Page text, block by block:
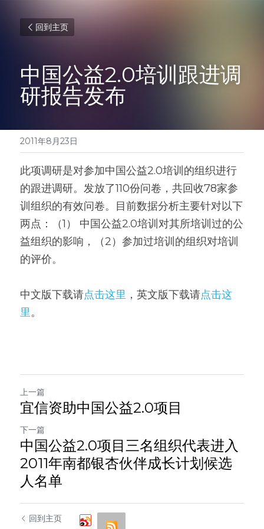
回到主页
中国公益2.0培训跟进调
研报告发布
2011年8月23日
此项调研是对参加中国公益2.0培训的组织进行
的跟进调研。发放了110份问卷，共回收78家参
训组织的有效问卷。目前数据分析主要针对以下
两点：（1） 中国公益2.0培训对其所培训过的公
益组织的影响，（2）参加过培训的组织对培训
的评价。
中文版下载请点击这里 ，英文版下载请点击这
里。
上一篇
宜信资助中国公益2.0项目
下一篇
中国公益2.0项目三名组织代表进入
2011年南都银杏伙伴成长计划候选
人名单
回到主页